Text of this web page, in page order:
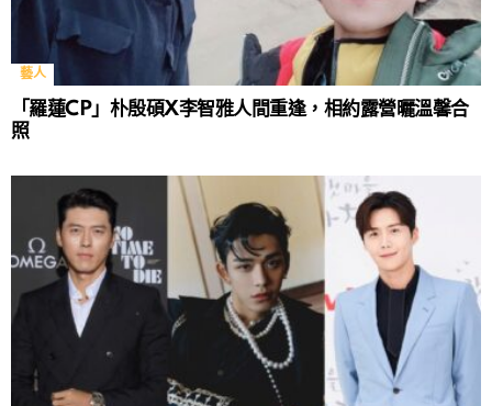
藝人
「羅蓮CP」朴殷碩X李智雅人間重逢，相約露營曬溫馨合
照